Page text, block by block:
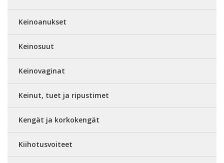
Keinoanukset
Keinosuut
Keinovaginat
Keinut, tuet ja ripustimet
Kengät ja korkokengät
Kiihotusvoiteet